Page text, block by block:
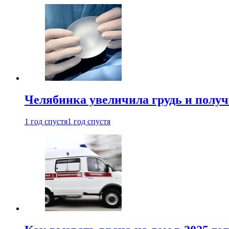
Челябинка увеличила грудь и
1 год спустя1 год спустя